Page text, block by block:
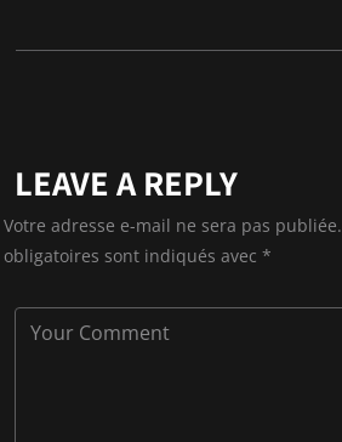
LEAVE A REPLY
Votre adresse e-mail ne sera pas publiée.
obligatoires sont indiqués avec *